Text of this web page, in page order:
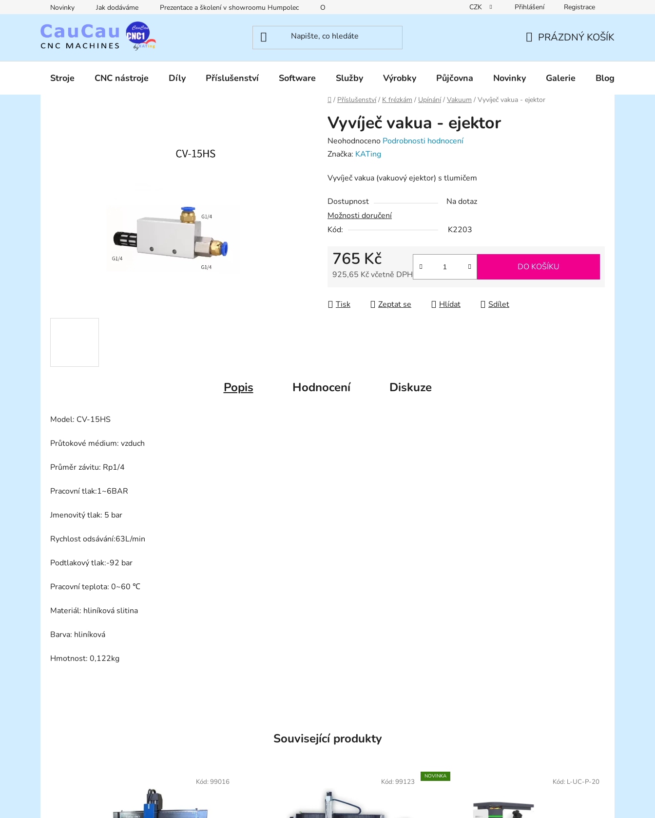
na
Novinky Jak dodáváme Prezentace a školení v showroomu Humpolec O nás Reklamační řád Pravidla zákaznických slev
CZK Přihlášení Registrace
KOŠÍK
PRÁZDNÝ KOŠÍK
Stroje CNC nástroje Díly Příslušenství Software Služby Výrobky Půjčovna Novinky Galerie Blog
Domů
/ Příslušenství / K frézkám / Upínání / Vakuum / Vyvíječ vakua - ejektor
Vyvíječ vakua - ejektor
Průměrné
hodnocení
je
z
5
hvězdiček.
Neohodnoceno Podrobnosti hodnocení
Značka: KATing
Vyvíječ vakua (vakuový ejektor) s tlumičem
Dostupnost
Na dotaz
Možnosti doručení
Kód:
K2203
765 Kč
925,65 Kč včetně DPH
DO KOŠÍKU
Tisk Zeptat se Hlídat Sdílet
Popis Hodnocení Diskuze
Model: CV-15HS
Průtokové médium: vzduch
Průměr závitu: Rp1/4
Pracovní tlak:1~6BAR
Jmenovitý tlak: 5 bar
Rychlost odsávání:63L/min
Podtlakový tlak:-92 bar
Pracovní teplota: 0~60 ℃
Materiál: hliníková slitina
Barva: hliníková
Hmotnost: 0,122kg
Související produkty
Kód:99016 Kód: 99123
NOVINKA
Kód: L-UC-P-20